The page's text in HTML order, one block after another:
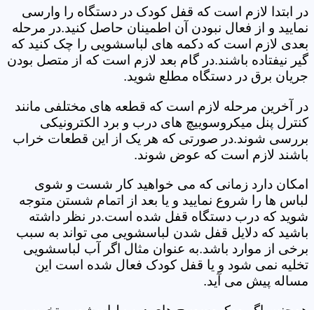
در ابتدا لازم است که قفل کودک در دستگاه را وارسی
نمایید و از فعال نبودن آن اطمینان حاصل کنید.در مرحله
بعدی لازم است که دکمه های لباسشویی را چک کنید که
گیر نیفتاده باشند.در گام بعد لازم است که از متصل بودن
جریان برق در دستگاه مطلع شوید.
در آخرین مرحله لازم است که قطعه های مختلفی مانند
کنترل پنل میکروسوییچ های درب و برد الکترونیکی
بررسی شوند.در صورتی که هر یک از این قطعات خراب
باشند لازم است که عوض شوند.
امکان دارد زمانی که می خواهید کار شست و شوی
لباس ها را شروع نمایید و یا بعد از اتمام شستن متوجه
شوید که درب دستگاه قفل شده است.در نظر داشته
باشید که دلایل قفل شدن لباسشویی می تواند به سبب
برخی از موارد باشد.به عنوان مثال اگر آب لباسشویی
تخلیه نمی شود و یا قفل کودک فعال شده است این
مساله پیش می آید.